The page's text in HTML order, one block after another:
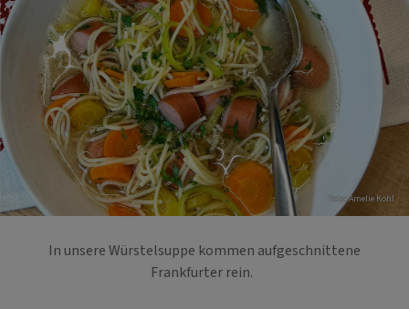
Foto: Amelie Kohl
In unsere Würstelsuppe kommen aufgeschnittene
Frankfurter rein.